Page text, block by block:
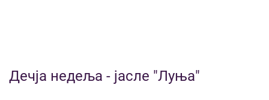
Дечја недеља - јасле "Луња"